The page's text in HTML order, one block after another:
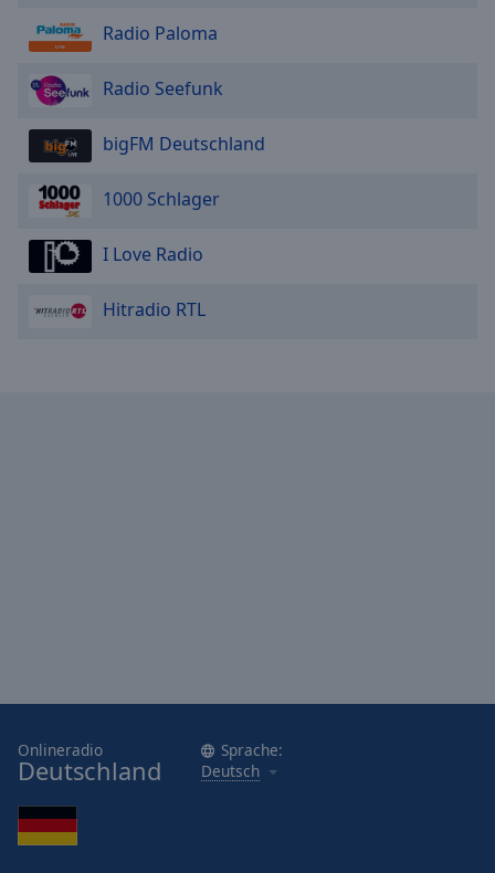
Radio Paloma
Radio Seefunk
bigFM Deutschland
1000 Schlager
I Love Radio
Hitradio RTL
Onlineradio
Deutschland
Sprache:
Deutsch